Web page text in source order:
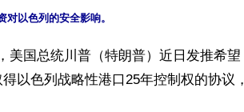
美国总统川普（特朗普）近日发推希望
以色列战略性港口25年控制权的协议，